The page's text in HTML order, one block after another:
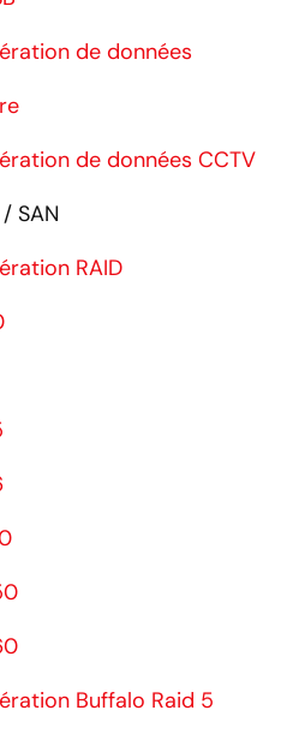
de données
de données CCTV
SAN
RAID
Buffalo Raid 5